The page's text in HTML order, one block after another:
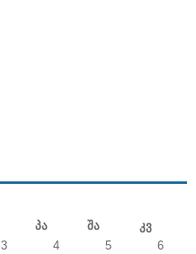
Პა Შა
Კვ
3 4 5 6